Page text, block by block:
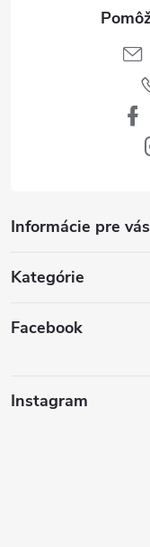
Informácie pre vás
Kategórie
Facebook
Instagram